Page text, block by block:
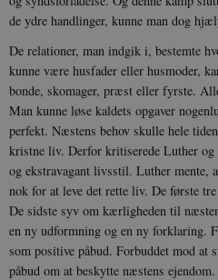
de ydre handlinger, kunne man dog
De relationer, man indgik i, bestemte
kunne være husfader eller husmoder,
bonde, skomager, præst eller fyrste.
Man kunne løse kaldets opgaver
perfekt. Næstens behov skulle hele
kristne liv. Derfor kritiserede Luther
og ekstravagant livsstil. Luther mente,
nok for at leve det rette liv. De første
De sidste syv om kærligheden til
en ny udformning og en ny forklaring.
som positive påbud. Forbuddet mod
påbud om at beskytte næstens ejendom.